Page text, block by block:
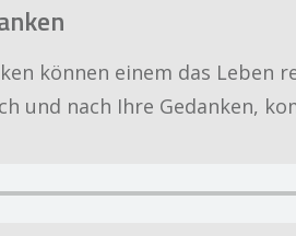
können einem das Leben
und nach Ihre Gedanken,